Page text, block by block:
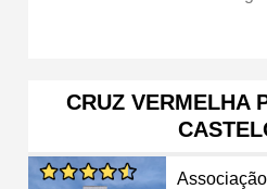
CRUZ VERMELHA
Associação